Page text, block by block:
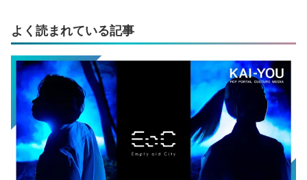
よく読まれている記事